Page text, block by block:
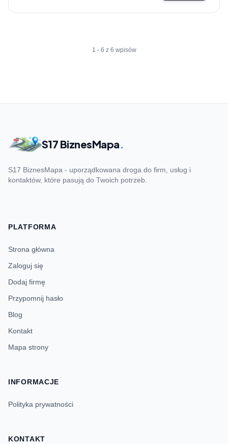
1 - 6 z 6 wpisów
S17 BiznesMapa.
S17 BiznesMapa - uporządkowana droga do firm, usług i
kontaktów, które pasują do Twoich potrzeb.
PLATFORMA
Strona główna
Zaloguj się
Dodaj firmę
Przypomnij hasło
Blog
Kontakt
Mapa strony
INFORMACJE
Polityka prywatności
KONTAKT